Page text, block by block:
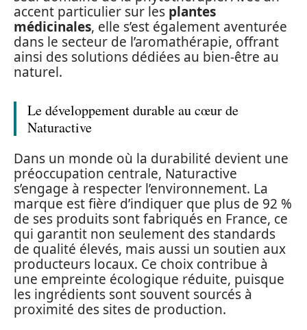
accent particulier sur les plantes
médicinales, elle s’est également aventurée
dans le secteur de l’aromathérapie, offrant
ainsi des solutions dédiées au bien-être au
naturel.
Le développement durable au cœur de
Naturactive
Dans un monde où la durabilité devient une
préoccupation centrale, Naturactive
s’engage à respecter l’environnement. La
marque est fière d’indiquer que plus de 92 %
de ses produits sont fabriqués en France, ce
qui garantit non seulement des standards
de qualité élevés, mais aussi un soutien aux
producteurs locaux. Ce choix contribue à
une empreinte écologique réduite, puisque
les ingrédients sont souvent sourcés à
proximité des sites de production.